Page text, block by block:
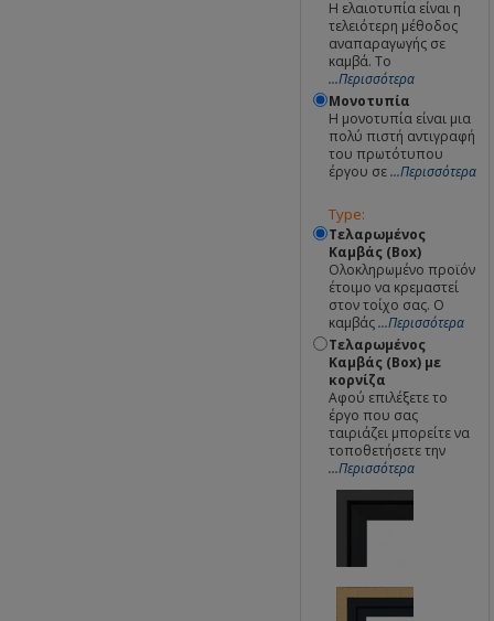
Η ελαιοτυπία είναι η
τελειότερη μέθοδος
αναπαραγωγής σε
καμβά. Το
...Περισσότερα
Μονοτυπία
Η μονοτυπία είναι μια
πολύ πιστή αντιγραφή
του πρωτότυπου
έργου σε...Περισσότερα
Type:
Τελαρωμένος
Καμβάς (Box)
Ολοκληρωμένο προϊόν
έτοιμο να κρεμαστεί
στον τοίχο σας. Ο
καμβάς...Περισσότερα
Τελαρωμένος
Καμβάς (Box) με
κορνίζα
Αφού επιλέξετε το
έργο που σας
ταιριάζει μπορείτε να
τοποθετήσετε την
...Περισσότερα